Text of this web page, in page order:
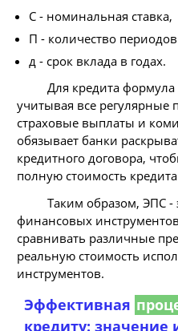
С - номинальная ставка,
П - количество периодов
д - срок вклада в годах.
Для кредита
учитывая все регулярные
страховые выплаты и
обязывает банки
кредитного договора,
полную стоимость
Таким образом, ЭПС -
финансовых
сравнивать различные
реальную стоимость
инструментов.
Эффективная
кредиту: значение